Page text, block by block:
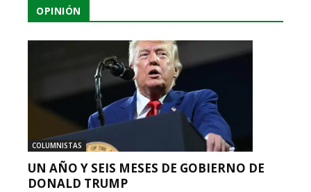
OPINIÓN
COLUMNISTAS
UN AÑO Y SEIS MESES DE GOBIERNO DE
DONALD TRUMP